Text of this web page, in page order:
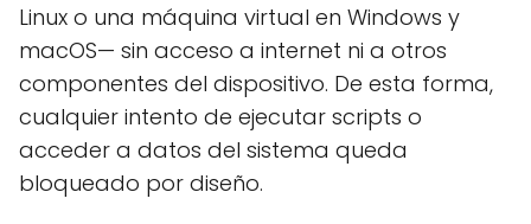
Linux o una máquina virtual en Windows y
macOS— sin acceso a internet ni a otros
componentes del dispositivo. De esta forma,
cualquier intento de ejecutar scripts o
acceder a datos del sistema queda
bloqueado por diseño.